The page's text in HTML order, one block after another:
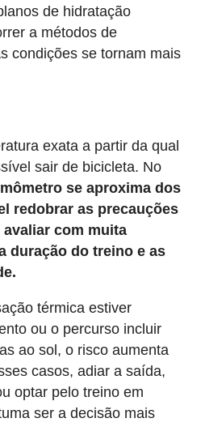
de hidratação
a métodos de
condições se tornam mais
exata a partir da qual
sair de bicicleta. No
se aproxima dos
redobrar as precauções
avaliar com muita
duração do treino e as
térmica estiver
ou o percurso incluir
ao sol, o risco aumenta
casos, adiar a saída,
optar pelo treino em
ser a decisão mais